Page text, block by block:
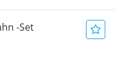
-Set